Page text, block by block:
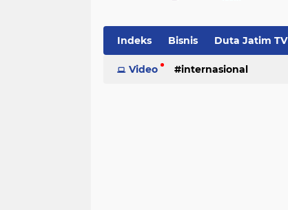
Indeks Bisnis Duta Jatim TV
Video internasional